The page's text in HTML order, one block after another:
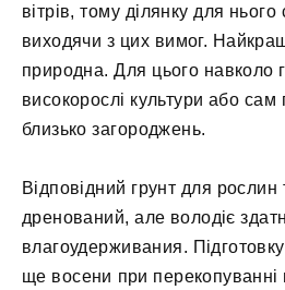
вітрів, тому ділянку для нього
виходячи з цих вимог.
природна. Для цього навколо
високорослі культури або
близько загороджень.
Відповідний грунт для
дренований, але володіє
влагоудерживания.
ще восени при перекопуванні